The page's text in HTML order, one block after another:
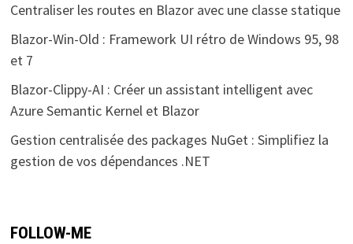
Centraliser les routes en Blazor avec une classe statique
Blazor-Win-Old : Framework UI rétro de Windows 95, 98
et 7
Blazor-Clippy-AI : Créer un assistant intelligent avec
Azure Semantic Kernel et Blazor
Gestion centralisée des packages NuGet : Simplifiez la
gestion de vos dépendances .NET
FOLLOW-ME